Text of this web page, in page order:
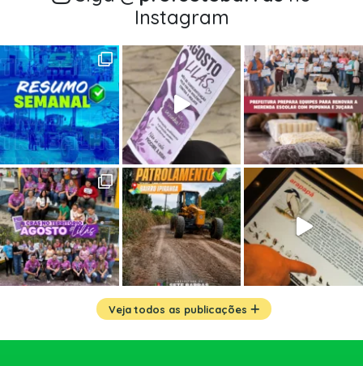
Instagram
Veja todos as publicações